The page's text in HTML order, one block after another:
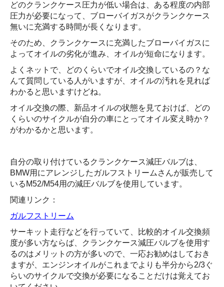
どのクランクケース圧力が低い場合は、ある程度の内部
圧力が必要になって、ブローバイガスがクランクケース
無いに充満する時間が長くなります。
そのため、クランクケースに充満したブローバイガスに
よってオイルの劣化が進み、オイルが短命になります。
よくネットで、どのくらいでオイル交換しているの？な
んて質問している人がいますが、オイルの汚れを見れば
わかると思いますけどね。
オイル交換の際、新品オイルの状態を見ておけば、どの
くらいのサイクルが自分の車にとってオイル変え時か？
がわかるかと思います。
自分の取り付けているクランクケース減圧バルブは、
BMW用にアレンジしたガルフストリームさんが販売して
いるM52/M54用の減圧バルブを使用しています。
関連リンク：
ガルフストリーム
サーキット走行などを行っていて、比較的オイル交換頻
度が多い方ならば、クランクケース減圧バルブを使用す
るのはメリットの方が多いので、一応お勧めはしておき
ますが、エンジンオイルがこれまでよりも半分から2/3ぐ
らいのサイクルで交換が必要になることだけは覚えてお